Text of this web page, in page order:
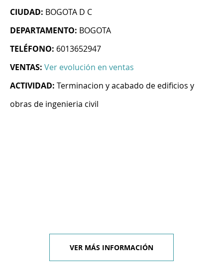
CIUDAD: BOGOTA D C
DEPARTAMENTO: BOGOTA
TELÉFONO: 6013652947
VENTAS: Ver evolución en ventas
ACTIVIDAD: Terminacion y acabado de edificios y
obras de ingenieria civil
VER MÁS INFORMACIÓN